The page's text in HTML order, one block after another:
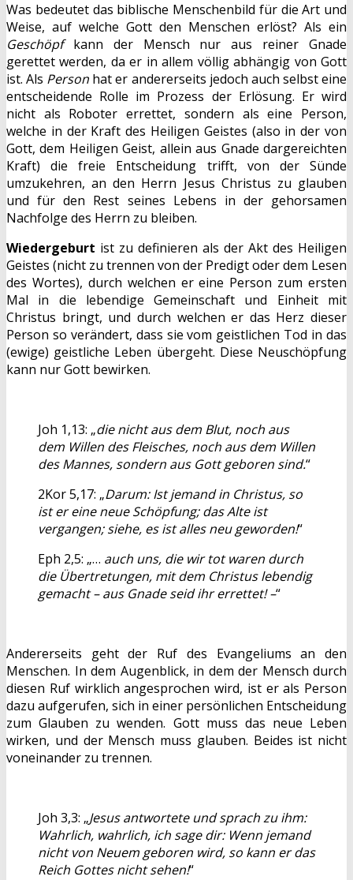
Was bedeutet das biblische Menschenbild für die Art und
Weise, auf welche Gott den Menschen erlöst? Als ein
Geschöpfkann der Mensch nur aus reiner Gnade
gerettet werden, da er in allem völlig abhängig von Gott
ist. Als Person hat er andererseits jedoch auch selbst eine
entscheidende Rolle im Prozess der Erlösung. Er wird
nicht als Roboter errettet, sondern als eine Person,
welche in der Kraft des Heiligen Geistes (also in der von
Gott, dem Heiligen Geist, allein aus Gnade dargereichten
Kraft) die freie Entscheidung trifft, von der Sünde
umzukehren, an den Herrn Jesus Christus zu glauben
und für den Rest seines Lebens in der gehorsamen
Nachfolge des Herrn zu bleiben.
Wiedergeburt ist zu definieren als der Akt des Heiligen
Geistes (nicht zu trennen von der Predigt oder dem Lesen
des Wortes), durch welchen er eine Person zum ersten
Mal in die lebendige Gemeinschaft und Einheit mit
Christus bringt, und durch welchen er das Herz dieser
Person so verändert, dass sie vom geistlichen Tod in das
(ewige) geistliche Leben übergeht. Diese Neuschöpfung
kann nur Gott bewirken.
Joh 1,13: „die nicht aus dem Blut, noch aus
dem Willen des Fleisches, noch aus dem Willen
des Mannes, sondern aus Gott geboren sind.“
2Kor 5,17: „Darum: Ist jemand in Christus, so
ist er eine neue Schöpfung; das Alte ist
vergangen; siehe, es ist alles neu geworden!“
Eph 2,5: „… auch uns, die wir tot waren durch
die Übertretungen, mit dem Christus lebendig
gemacht – aus Gnade seid ihr errettet! –“
Andererseits geht der Ruf des Evangeliums an den
Menschen. In dem Augenblick, in dem der Mensch durch
diesen Ruf wirklich angesprochen wird, ist er als Person
dazu aufgerufen, sich in einer persönlichen Entscheidung
zum Glauben zu wenden. Gott muss das neue Leben
wirken, und der Mensch muss glauben. Beides ist nicht
voneinander zu trennen.
Joh 3,3: „Jesus antwortete und sprach zu ihm:
Wahrlich, wahrlich, ich sage dir: Wenn jemand
nicht von Neuem geboren wird, so kann er das
Reich Gottes nicht sehen!“